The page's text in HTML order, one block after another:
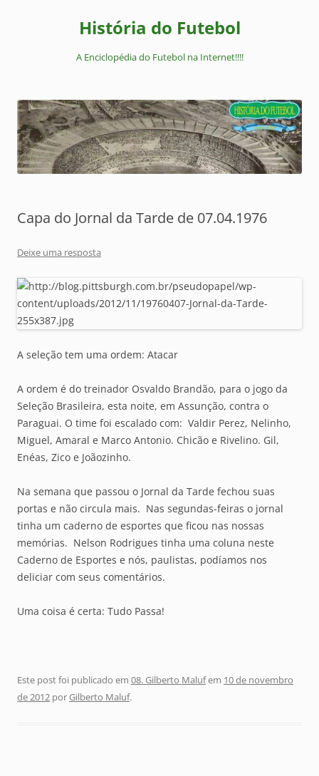
História do Futebol
A Enciclopédia do Futebol na Internet!!!!
Capa do Jornal da Tarde de 07.04.1976
Deixe uma resposta
A seleção tem uma ordem: Atacar
A ordem é do treinador Osvaldo Brandão, para o jogo da
Seleção Brasileira, esta noite, em Assunção, contra o
Paraguai. O time foi escalado com: Valdir Perez, Nelinho,
Miguel, Amaral e Marco Antonio. Chicão e Rivelino. Gil,
Enéas, Zico e Joãozinho.
Na semana que passou o Jornal da Tarde fechou suas
portas e não circula mais. Nas segundas-feiras o jornal
tinha um caderno de esportes que ficou nas nossas
memórias. Nelson Rodrigues tinha uma coluna neste
Caderno de Esportes e nós, paulistas, podíamos nos
deliciar com seus comentários.
Uma coisa é certa: Tudo Passa!
Este post foi publicado em 08. Gilberto Malufem 10 de novembro
de 2012 porGilberto Maluf.